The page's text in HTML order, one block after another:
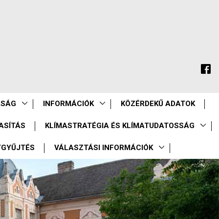
INFORMÁCIÓK KÖZÉRDEKŰ ADATOK
KLÍMASTRATÉGIA ÉS KLÍMATUDATOSSÁG
VÁLASZTÁSI INFORMÁCIÓK